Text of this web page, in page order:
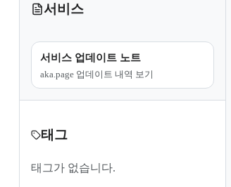
서비스
서비스 업데이트 노트
aka.page 업데이트 내역 보기
태그
태그가 없습니다.